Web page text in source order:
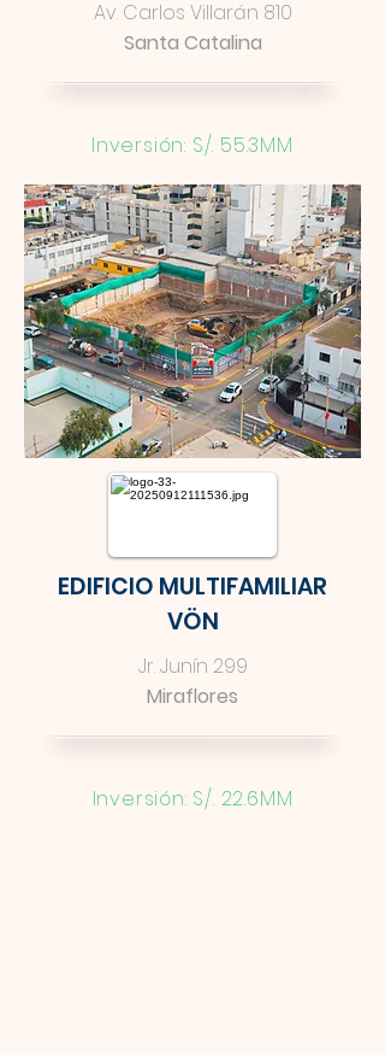
Av. Carlos Villarán 810
Santa Catalina
Inversión: S/. 55.3MM
EDIFICIO MULTIFAMILIAR
VÖN
Jr. Junín 299
Miraflores
Inversión: S/. 22.6MM